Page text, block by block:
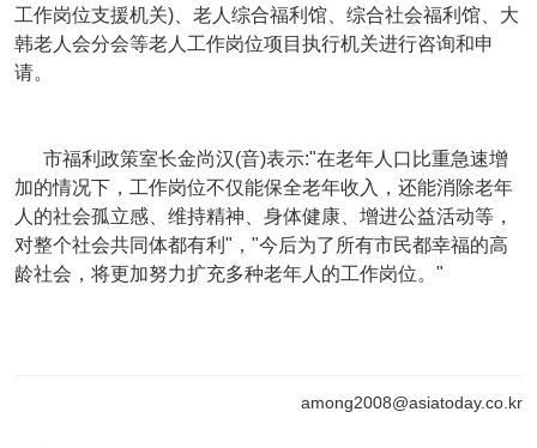
工作岗位支援机关)、老人综合福利馆、综合社会福利馆、大
韩老人会分会等老人工作岗位项目执行机关进行咨询和申
请。
市福利政策室长金尚汉(音)表示:"在老年人口比重急速增
加的情况下，工作岗位不仅能保全老年收入，还能消除老年
人的社会孤立感、维持精神、身体健康、增进公益活动等，
对整个社会共同体都有利"，"今后为了所有市民都幸福的高
龄社会，将更加努力扩充多种老年人的工作岗位。"
among2008@asiatoday.co.kr